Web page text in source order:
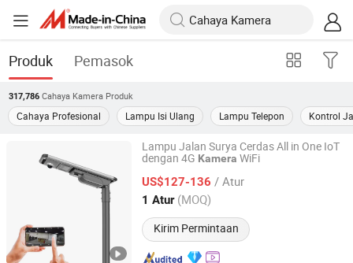
Produk Pemasok
317,786 Cahaya Kamera Produk
Cahaya Profesional Lampu Isi Ulang Lampu Telepon Kontrol
Lampu Jalan Surya Cerdas All in One IoT
dengan 4G Kamera WiFi
US$127-136 / Atur
1 Atur (MOQ)
Kirim Permintaan
Shenzhen Beatles Energy Technology Co., Ltd.
Guangdong, China Harga mulai 2025